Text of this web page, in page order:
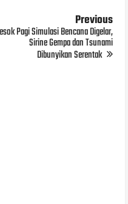
Previous
Pagi Simulasi Bencana Digelar,
Sirine Gempa dan Tsunami
Dibunyikan Serentak